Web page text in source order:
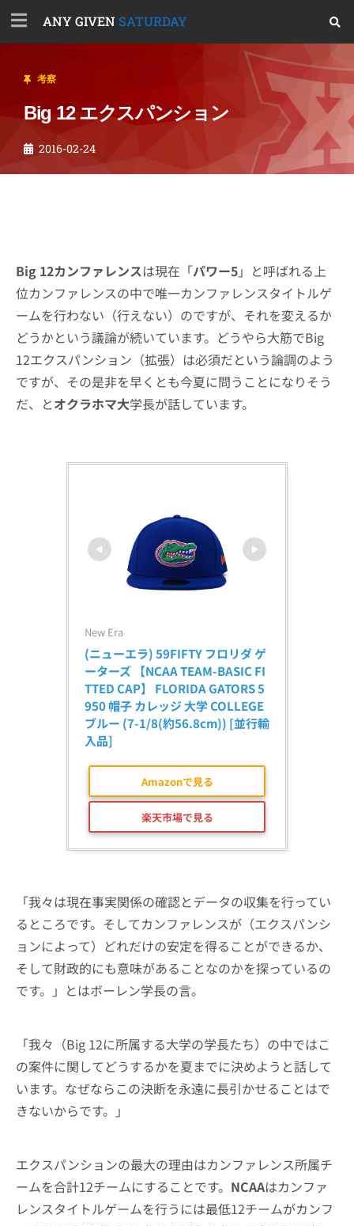
ANY GIVEN SATURDAY
考察
Big 12 エクスパンション
2016-02-24
Big 12カンファレンスは現在「パワー5」と呼ばれる上
位カンファレンスの中で唯一カンファレンスタイトルゲ
ームを行わない（行えない）のですが、それを変えるか
どうかという議論が続いています。どうやら大筋でBig
12エクスパンション（拡張）は必須だという論調のよう
ですが、その是非を早くとも今夏に問うことになりそう
だ、とオクラホマ大学長が話しています。
New Era
(ニューエラ) 59FIFTY フロリダ ゲ
ーターズ 【NCAA TEAM-BASIC FI
TTED CAP】 FLORIDA GATORS 5
950 帽子 カレッジ 大学 COLLEGE
ブルー (7-1/8(約56.8cm)) [並行輸
入品]
Amazonで見る
楽天市場で見る
「我々は現在事実関係の確認とデータの収集を行ってい
るところです。そしてカンファレンスが（エクスパンシ
ョンによって）どれだけの安定を得ることができるか、
そして財政的にも意味があることなのかを探っているの
です。」とはボーレン学長の言。
「我々（Big 12に所属する大学の学長たち）の中ではこ
の案件に関してどうするかを夏までに決めようと話して
います。なぜならこの決断を永遠に長引かせることはで
きないからです。」
エクスパンションの最大の理由はカンファレンス所属チ
ームを合計12チームにすることです。 NCAAはカンファ
レンスタイトルゲームを行うには最低12チームがカンフ